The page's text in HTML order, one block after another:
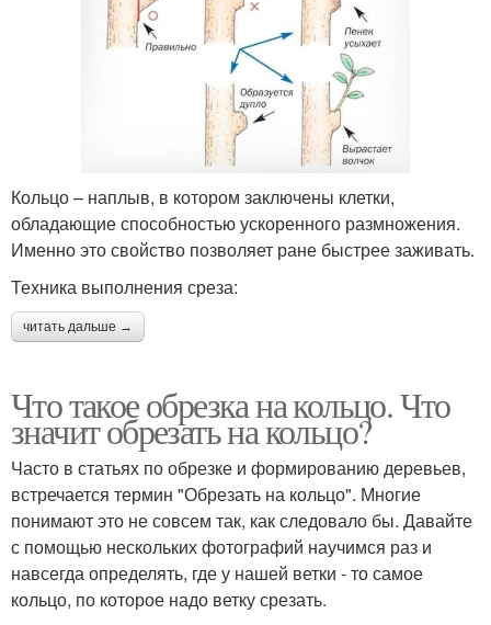
Кольцо – наплыв, в котором заключены клетки,
обладающие способностью ускоренного размножения.
Именно это свойство позволяет ране быстрее заживать.
Техника выполнения среза:
читать дальше →
Что такое обрезка на кольцо. Что
значит обрезать на кольцо?
Часто в статьях по обрезке и формированию деревьев,
встречается термин "Обрезать на кольцо". Многие
понимают это не совсем так, как следовало бы. Давайте
с помощью нескольких фотографий научимся раз и
навсегда определять, где у нашей ветки - то самое
кольцо, по которое надо ветку срезать.